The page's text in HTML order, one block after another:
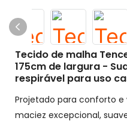
Tecido de malha
175cm de largura -
respirável para uso
Projetado para conforto e
maciez excepcional,